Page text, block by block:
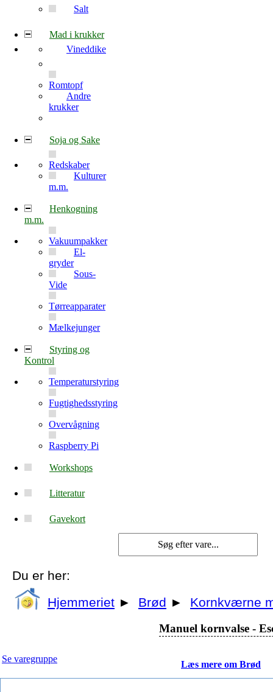
Salt
Mad i krukker
Vineddike
Romtopf
Andre
krukker
Soja og Sake
Redskaber
Kulturer
m.m.
Henkogning
m.m.
Vakuumpakker
El-
gryder
Sous-
Vide
Tørreapparater
Mælkejunger
Styring og
Kontrol
Temperaturstyring
Fugtighedsstyring
Overvågning
Raspberry Pi
Workshops
Litteratur
Gavekort
Du er her:
Hjemmeriet ► Brød ► Kornkværne
Manuel kornvalse -
Se varegruppe
Læs mere om Brød